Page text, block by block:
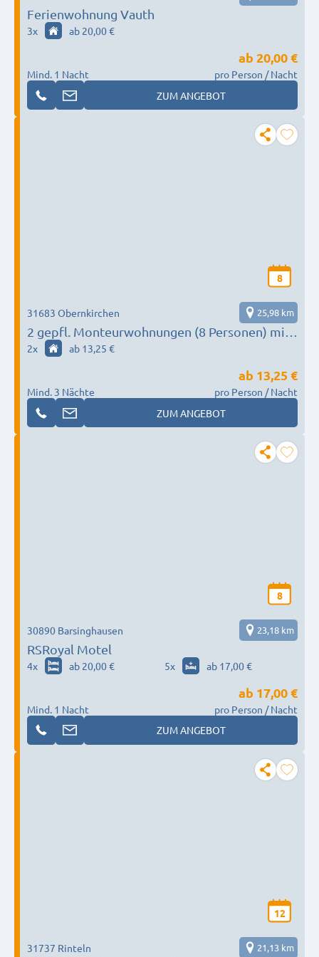
Ferienwohnung Vauth
3x ab 20,00 €
Mind. 1 Nacht
ab 20,00 €
pro Person / Nacht
ZUM ANGEBOT
8
2 gepfl. Monteurwohnungen (8 Personen) mit
Loggia
31683 Obernkirchen 25,98 km
2x ab 13,25 €
Mind. 3 Nächte
ab 13,25 €
pro Person / Nacht
ZUM ANGEBOT
8
RSRoyal Motel
30890 Barsinghausen 23,18 km
4x ab 20,00 € 5x ab 17,00 €
Mind. 1 Nacht
ab 17,00 €
pro Person / Nacht
ZUM ANGEBOT
12
31737 Rinteln 21,13 km